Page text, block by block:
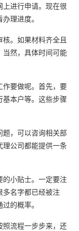
上进行申请。现在很
理进度。
。如果材料齐全且
然，具体时间可能
要做呢。首先，要
本户等。这些步骤
，可以咨询相关部
理公司都能提供一条
的小贴士。一定要注
多名字都已经被注
的概率。
流程一步步来，还